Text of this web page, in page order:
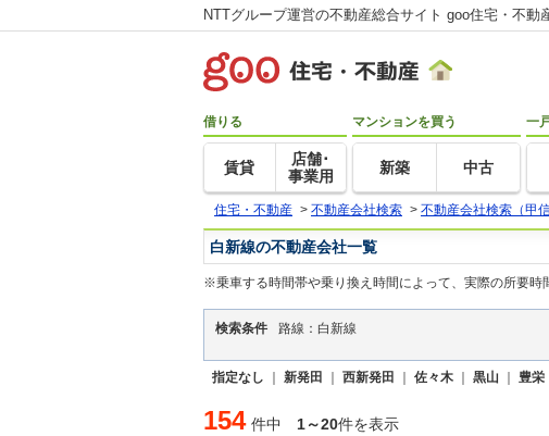
NTTグループ運営の不動産総合サイト goo住宅・不動
借りる
賃貸
店舗･
事業用
マンションを買う
新築 中古
一
住宅・不動産 > 不動産会社検索 > 不動産会社検索（甲
白新線の不動産会社一覧
※乗車する時間帯や乗り換え時間によって、実際の所要時
検索条件 路線：白新線
指定なし ｜ 新発田 ｜ 西新発田 ｜ 佐々木 ｜ 黒山 ｜ 豊栄
154 件中 1～20件を表示